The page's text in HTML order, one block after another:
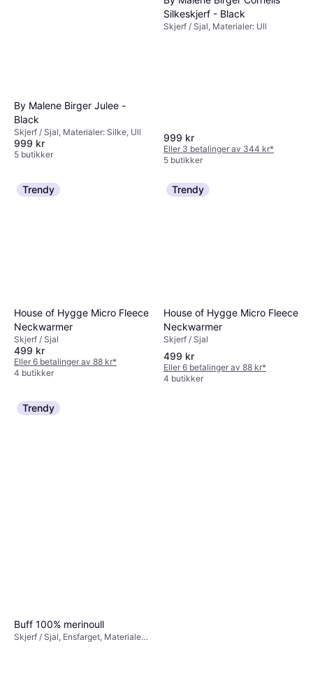
By Malene Birger Julee -
Black
Skjerf / Sjal, Materialer: Silke, Ull
999 kr
5 butikker
Silkeskjerf - Black
Skjerf / Sjal, Materialer: Ull
999 kr
Eller 3 betalinger av 344 kr*
5 butikker
Trendy
House of Hygge Micro Fleece
Neckwarmer
Skjerf / Sjal
499 kr
Eller 6 betalinger av 88 kr*
4 butikker
Trendy
House of Hygge Micro Fleece
Neckwarmer
Skjerf / Sjal
499 kr
Eller 6 betalinger av 88 kr*
4 butikker
Trendy
Buff 100% merinoull
Skjerf / Sjal, Ensfarget, Materialer: